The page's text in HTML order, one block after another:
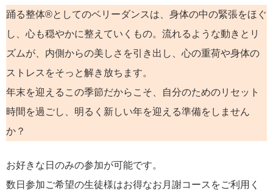
踊る整体®︎としてのベリーダンスは、身体の中の緊張をほぐ
し、心も穏やかに整えていくもの。流れるような動きとリ
ズムが、内側からの美しさを引き出し、心の重荷や身体の
ストレスをそっと解き放ちます。
年末を迎えるこの季節だからこそ、自分のためのリセット
時間を過ごし、明るく新しい年を迎える準備をしません
か？
お好きな日のみの参加が可能です。
数日参加ご希望の生徒様はお得なお月謝コースをご利用く